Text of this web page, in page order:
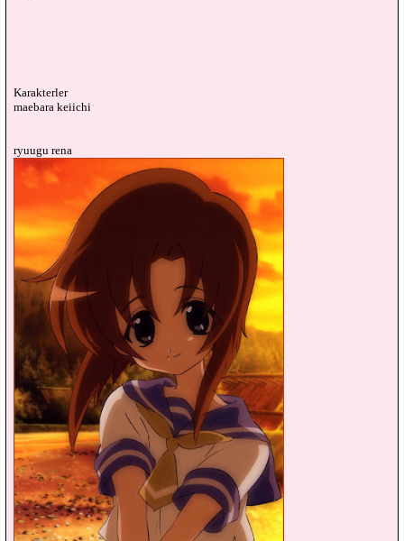
Karakterler
maebara keiichi
ryuugu rena